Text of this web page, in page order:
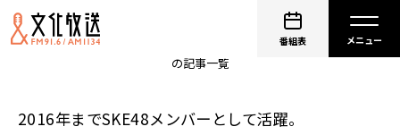
番組表
の記事一覧
2016年までSKE48メンバーとして活躍。